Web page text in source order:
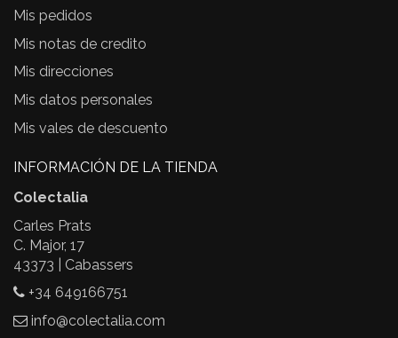
Mis pedidos
Mis notas de credito
Mis direcciones
Mis datos personales
Mis vales de descuento
INFORMACIÓN DE LA TIENDA
Colectalia
Carles Prats
C. Major, 17
43373 | Cabassers
+34 649166751
info@colectalia.com